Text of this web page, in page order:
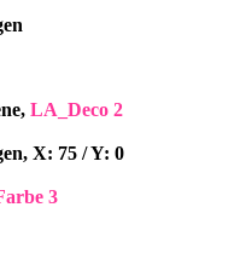
LA_Deco 2
X: 75 / Y: 0
3